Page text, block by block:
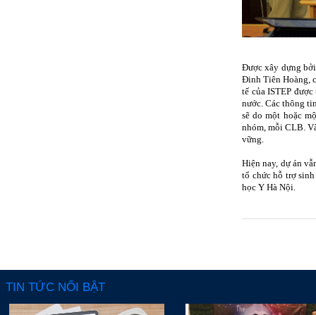
Được xây dựng
Đinh Tiên Hoàng,
tế của ISTEP
nước. Các thông
sẽ do một hoặc
nhóm, mỗi CLB.
vững.
Hiện nay, dự án
tổ chức hỗ trợ
học Y Hà Nội.
TIN TỨC NỔI BẬT